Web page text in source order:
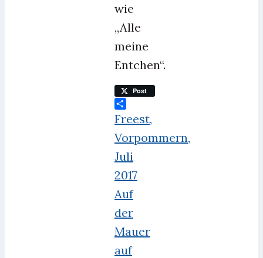
wie
„Alle
meine
Entchen“.
Post
Teilen
Freest,
Vorpommern,
Juli
2017
Auf
der
Mauer
auf